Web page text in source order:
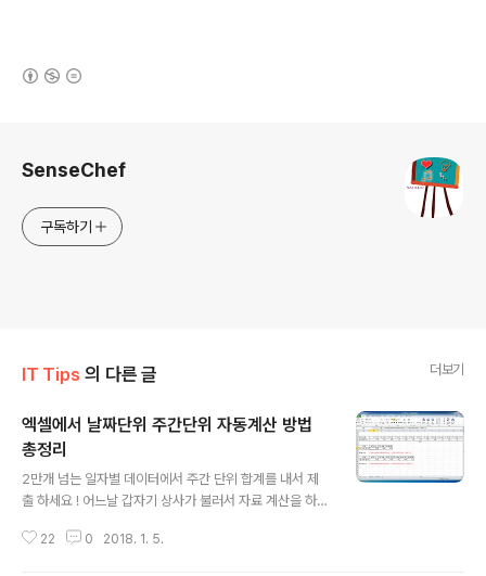
SenseChef
구독하기
IT Tips 의 다른 글 더보기
엑셀에서 날짜단위 주간단위 자동계산 방법
총정리
2만개 넘는 일자별 데이터에서 주간 단위 합계를 내서 제
출 하세요 ! 어느날 갑자기 상사가 불러서 자료 계산을 하라
주간 단위로 합계 내라는 요청이다.연속된 일자의 자료 모
22 0 2018. 1. 5.